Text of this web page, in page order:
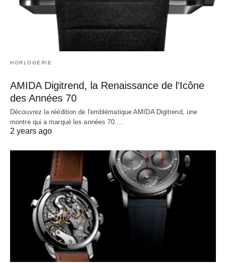
HORLOGERIE
AMIDA Digitrend, la Renaissance de l’Icône
des Années 70
Découvrez la réédition de l'emblématique AMIDA Digitrend, une
montre qui a marqué les années 70.…
2 years ago